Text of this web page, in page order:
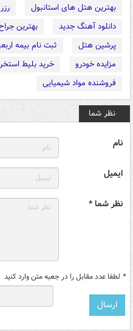
بهترین هتل های استانبول
دانلود آهنگ جدید
بهترین
پرشین هتل
ثبت نام بیمه
مزایده خودرو
خرید بلیط استخر
فروشنده مواد شیمیایی
نظر شما
نام
ایمیل
نظر شما *
* لطفا عدد مقابل را در جعبه متن وارد کنید